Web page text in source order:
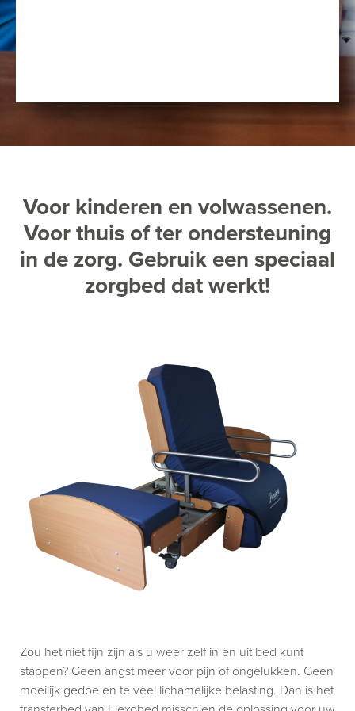
Voor kinderen en volwassenen.
Voor thuis of ter ondersteuning
in de zorg. Gebruik een speciaal
zorgbed dat werkt!
Zou het niet fijn zijn als u weer zelf in en uit bed kunt
stappen? Geen angst meer voor pijn of ongelukken. Geen
moeilijk gedoe en te veel lichamelijke belasting. Dan is het